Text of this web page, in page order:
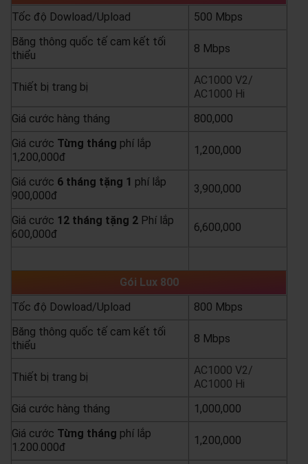
Tốc độ Dowload/Upload
500 Mbps
Băng thông quốc tế cam kết tối
thiểu
8 Mbps
Thiết bị trang bị
AC1000 V2/
AC1000 Hi
Giá cước hàng tháng
800,000
Giá cước Từng tháng phí lắp
1,200,000đ
1,200,000
Giá cước 6 tháng tặng 1 phí lắp
900,000đ
3,900,000
Giá cước 12 tháng tặng 2 Phí lắp
600,000đ
6,600,000
Gói Lux 800
Tốc độ Dowload/Upload
800 Mbps
Băng thông quốc tế cam kết tối
thiểu
8 Mbps
Thiết bị trang bị
AC1000 V2/
AC1000 Hi
Giá cước hàng tháng
1,000,000
Giá cước Từng tháng phí lắp
1.200.000đ
1,200,000